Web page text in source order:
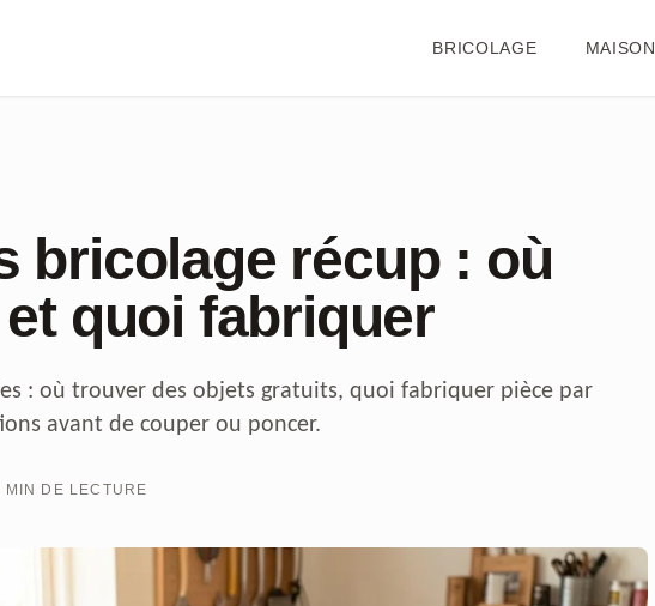
BRICOLAGE MAISON
bricolage récup : où
quoi fabriquer
: où trouver des objets gratuits, quoi fabriquer pièce par
avant de couper ou poncer.
MIN DE LECTURE